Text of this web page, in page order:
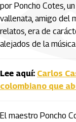
por Poncho Cotes,
vallenata, amigo del
relatos, era de
alejados de la
Lee aquí: Carlos
colombiano que
El maestro Poncho